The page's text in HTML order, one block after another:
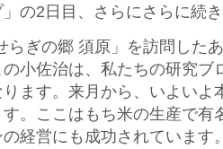
の2日目、さらにさらに続
らぎの郷 須原」を訪問した
小佐治は、私たちの研究ブ
ます。来月から、いよいよ
。ここはもち米の生産で有
経営にも成功されています